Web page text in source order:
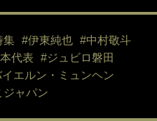
集 #伊東純也
#中村敬斗
代表
#ジュビロ磐田
エルン・ミュンヘン
ジャパン